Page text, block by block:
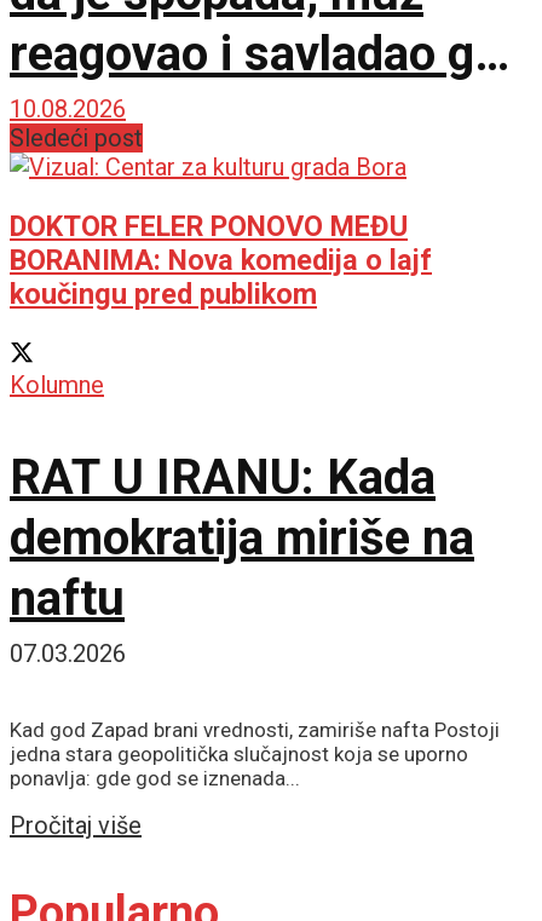
reagovao i savladao ga
do dolaska policije
10.08.2026
Sledeći post
DOKTOR FELER PONOVO MEĐU
BORANIMA: Nova komedija o lajf
koučingu pred publikom
Kolumne
RAT U IRANU: Kada
demokratija miriše na
naftu
07.03.2026
Kad god Zapad brani vrednosti, zamiriše nafta Postoji
jedna stara geopolitička slučajnost koja se uporno
ponavlja: gde god se iznenada...
Pročitaj više